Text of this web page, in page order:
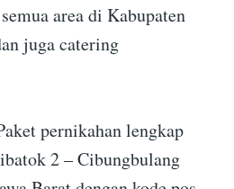
area di Kabupaten
juga catering
pernikahan lengkap
2 – Cibungbulang